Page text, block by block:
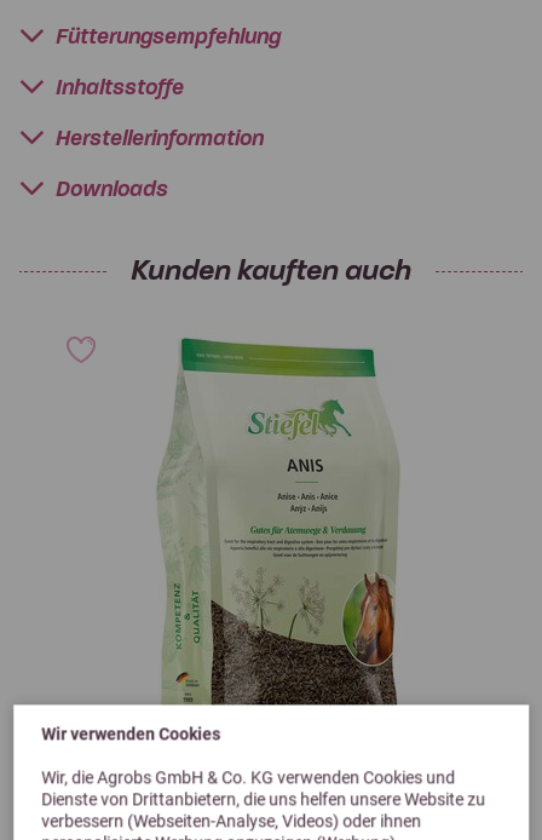
Wir verwenden Cookies
Wir, die Agrobs GmbH & Co. KG verwenden Cookies und
Dienste von Drittanbietern, die uns helfen unsere Website zu
verbessern (Webseiten-Analyse, Videos) oder ihnen
Fütterungsempfehlung
Inhaltsstoffe
Herstellerinformation
Downloads
Kunden kauften auch